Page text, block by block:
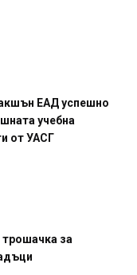
ЕАД успешно
учебна
от УАСГ
за